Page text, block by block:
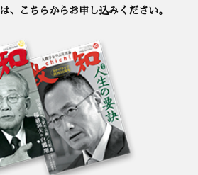
、こちらからお申し込みください。